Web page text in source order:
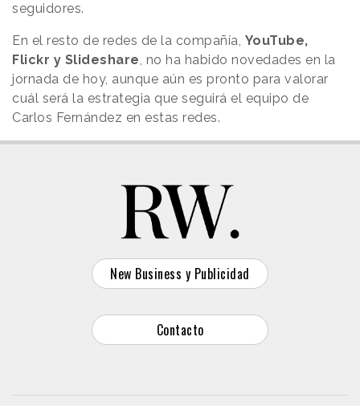
seguidores.
En el resto de redes de la compañía, YouTube,
Flickr y Slideshare, no ha habido novedades en la
jornada de hoy, aunque aún es pronto para valorar
cuál será la estrategia que seguirá el equipo de
Carlos Fernández en estas redes.
New Business y Publicidad
Contacto